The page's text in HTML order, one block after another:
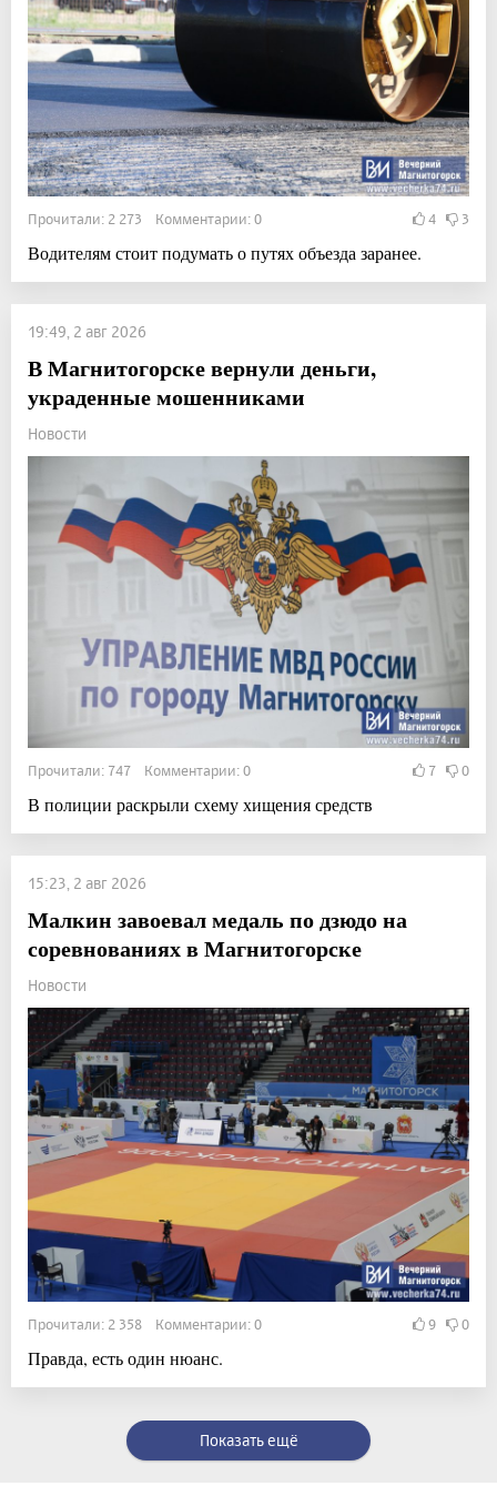
Прочитали: 2 273 Комментарии: 0 4 3
Водителям стоит подумать о путях объезда заранее.
19:49, 2 авг 2026
В Магнитогорске вернули деньги,
украденные мошенниками
Новости
Прочитали: 747 Комментарии: 0 7 0
В полиции раскрыли схему хищения средств
15:23, 2 авг 2026
Малкин завоевал медаль по дзюдо на
соревнованиях в Магнитогорске
Новости
Прочитали: 2 358 Комментарии: 0 9 0
Правда, есть один нюанс.
Показать ещё